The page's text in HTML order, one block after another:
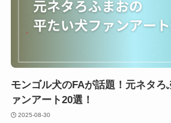
モンゴル犬のFAが話題！元ネタろ
ァンアート20選！
2025-08-30